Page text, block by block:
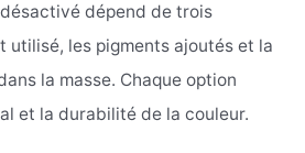
dépend de trois
utilisé, les pigments ajoutés et la
la masse. Chaque option
et la durabilité de la couleur.